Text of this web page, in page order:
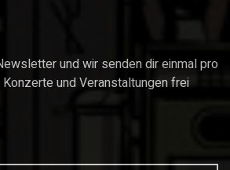
und wir senden dir einmal pro
und Veranstaltungen frei